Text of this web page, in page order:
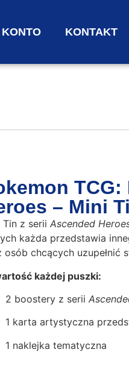
KONTAKT
TCG:
– Mini
Tin z serii Ascended
każda przedstawia
osób chcących uzupełnić
każdej puszki:
2 boostery z serii
1 karta artystyczna
1 naklejka tematyczna